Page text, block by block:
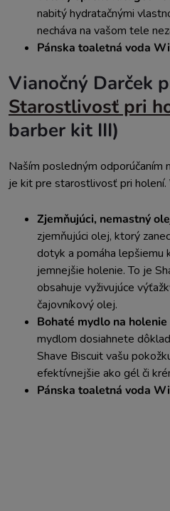
nabitý hydratačnými
necháva na vašom tele
Pánska toaletná voda
Vianočný Darček
Starostlivosť pri
barber kit III)
Naším posledným odporúčaním
je kit pre starostlivosť pri
Zjemňujúci, nemastný
zjemňujúci olej, ktorý
dotyk a pomáha lepšiemu
jemnejšie holenie. To je
obsahuje vyživujúce
čajovníkový olej.
Bohaté mydlo na
mydlom dosiahnete
Shave Biscuit vašu
efektívnejšie ako gél či
Pánska toaletná voda